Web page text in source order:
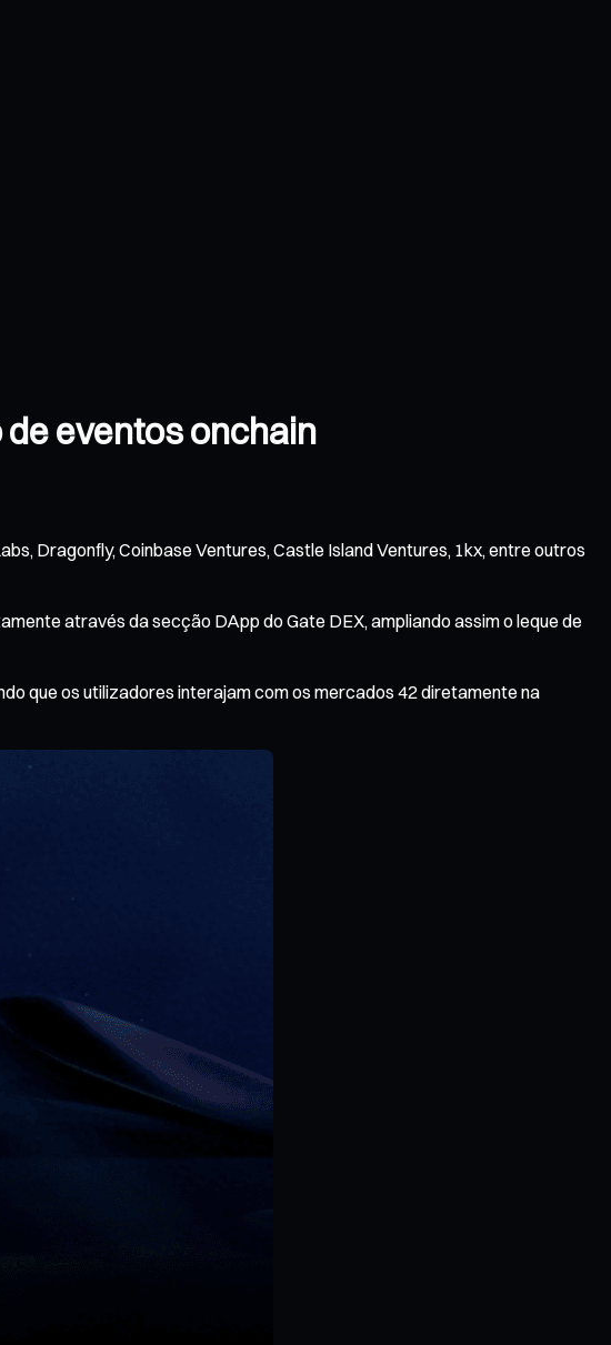
eventos onchain
Dragonfly, Coinbase Ventures, Castle Island Ventures, 1kx, entre outros
através da secção DApp do Gate DEX, ampliando assim o leque de
que os utilizadores interajam com os mercados 42 diretamente na